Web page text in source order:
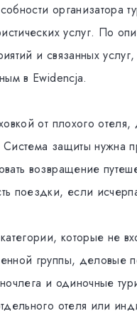
организатора
услуг. По
и связанных
в Ewidencja.
от плохого
защиты нужна
возвращение
поездки, если
которые не
группы, деловые
и одиночные
отеля или